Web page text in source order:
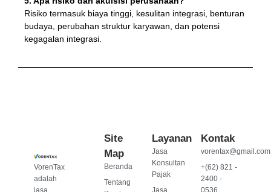
Risiko termasuk biaya tinggi, kesulitan integrasi, benturan
budaya, perubahan struktur karyawan, dan potensi
kegagalan integrasi.
VorenTax
adalah
jasa
Site
Map
Beranda
Tentang
Layanan
Jasa
Konsultan
Pajak
Jasa
Kontak
vorentax@gmail.com
+(62) 821 -
2400 -
0536